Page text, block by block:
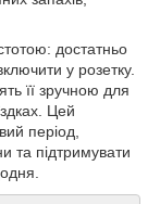
достатньо
у розетку.
її зручною для
Цей
період,
та підтримувати